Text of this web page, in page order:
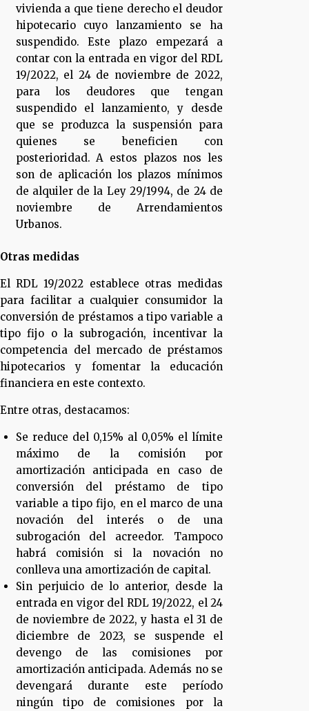
vivienda a que tiene derecho el deudor
hipotecario cuyo lanzamiento se ha
suspendido. Este plazo empezará a
contar con la entrada en vigor del RDL
19/2022, el 24 de noviembre de 2022,
para los deudores que tengan
suspendido el lanzamiento, y desde
que se produzca la suspensión para
quienes se beneficien con
posterioridad. A estos plazos nos les
son de aplicación los plazos mínimos
de alquiler de la Ley 29/1994, de 24 de
noviembre de Arrendamientos
Urbanos.
Otras medidas
El RDL 19/2022 establece otras medidas
para facilitar a cualquier consumidor la
conversión de préstamos a tipo variable a
tipo fijo o la subrogación, incentivar la
competencia del mercado de préstamos
hipotecarios y fomentar la educación
financiera en este contexto.
Entre otras, destacamos:
Se reduce del 0,15% al 0,05% el límite
máximo de la comisión por
amortización anticipada en caso de
conversión del préstamo de tipo
variable a tipo fijo, en el marco de una
novación del interés o de una
subrogación del acreedor. Tampoco
habrá comisión si la novación no
conlleva una amortización de capital.
Sin perjuicio de lo anterior, desde la
entrada en vigor del RDL 19/2022, el 24
de noviembre de 2022, y hasta el 31 de
diciembre de 2023, se suspende el
devengo de las comisiones por
amortización anticipada. Además no se
devengará durante este período
ningún tipo de comisiones por la